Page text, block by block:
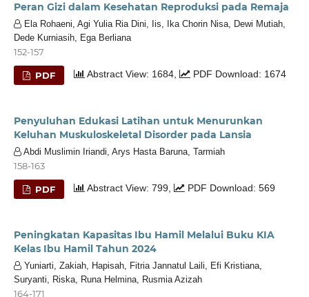
Peran Gizi dalam Kesehatan Reproduksi pada Remaja
Ela Rohaeni, Agi Yulia Ria Dini, Iis, Ika Chorin Nisa, Dewi Mutiah,
Dede Kurniasih, Ega Berliana
152-157
PDF Abstract View: 1684, PDF Download: 1674
Penyuluhan Edukasi Latihan untuk Menurunkan
Keluhan Muskuloskeletal Disorder pada Lansia
Abdi Muslimin Iriandi, Arys Hasta Baruna, Tarmiah
158-163
PDF Abstract View: 799, PDF Download: 569
Peningkatan Kapasitas Ibu Hamil Melalui Buku KIA
Kelas Ibu Hamil Tahun 2024
Yuniarti, Zakiah, Hapisah, Fitria Jannatul Laili, Efi Kristiana,
Suryanti, Riska, Runa Helmina, Rusmia Azizah
164-171